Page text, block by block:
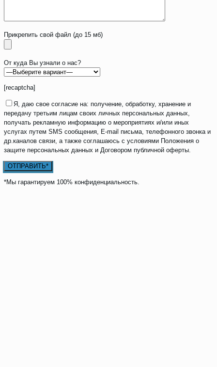
Прикрепить свой файл (до 15 мб)
От куда Вы узнали о нас?
[recaptcha]
Я, даю свое согласие на: получение, обработку, хранение и
передачу третьим лицам своих личных персональных данных,
получать рекламную информацию о мероприятиях и/или иных
услугах путем SMS сообщения, E-mail письма, телефонного звонка и
др.каналов связи, а также соглашаюсь с условиями Положения о
защите персональных данных и Договором публичной оферты.
*Мы гарантируем 100% конфиденциальность.